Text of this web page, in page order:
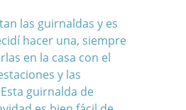
las guirnaldas y es
hacer una, siempre
en la casa con el
y las
guirnalda de